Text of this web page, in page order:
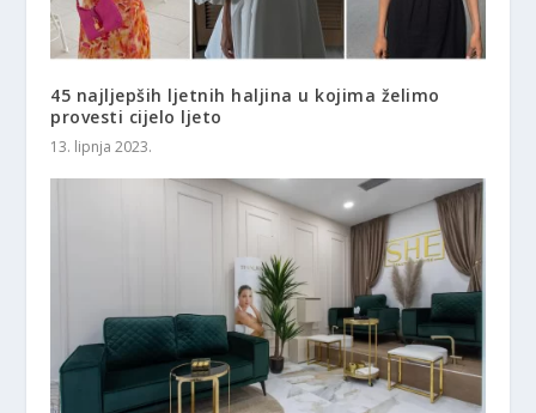
45 najljepših ljetnih haljina u kojima želimo
provesti cijelo ljeto
13. lipnja 2023.